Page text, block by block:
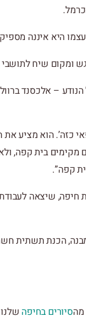
היא איננה
ומקום שיח
– אלכסנד
כזה’. הוא מציע
מקימים בית קפה,
קפה”.
הכנת תשתית
מהסיורים בחיפה